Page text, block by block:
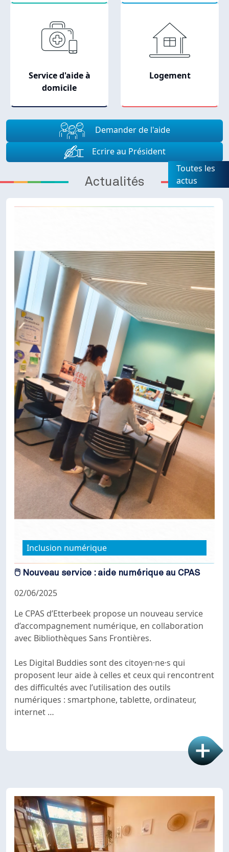
Service d'aide à
domicile
Logement
Demander de l'aide
Ecrire au Président
Actualités
Toutes les
actus
Inclusion numérique
🖱️ Nouveau service : aide numérique au CPAS
02/06/2025
Le CPAS d’Etterbeek propose un nouveau service
d’accompagnement numérique, en collaboration
avec Bibliothèques Sans Frontières.
Les Digital Buddies sont des citoyen·ne·s qui
proposent leur aide à celles et ceux qui rencontrent
des difficultés avec l’utilisation des outils
numériques : smartphone, tablette, ordinateur,
internet …